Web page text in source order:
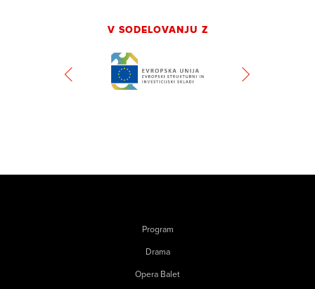
V SODELOVANJU Z
Program
Drama
Opera Balet